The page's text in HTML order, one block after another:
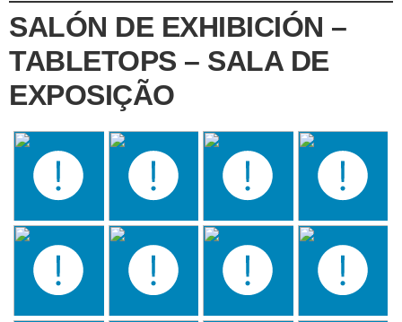
SALÓN DE EXHIBICIÓN –
TABLETOPS – SALA DE
EXPOSIÇÃO